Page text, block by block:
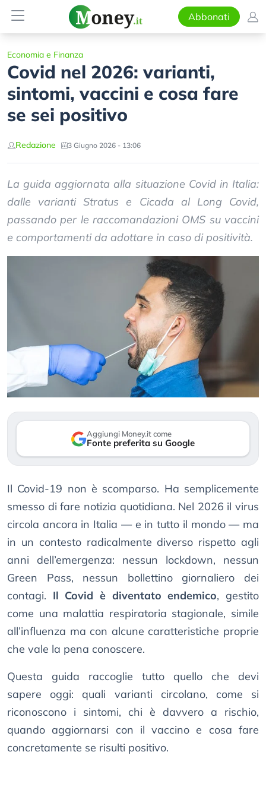
Abbonati
Economia e Finanza
Covid nel 2026: varianti,
sintomi, vaccini e cosa fare
se sei positivo
Redazione 3 Giugno 2026 - 13:06
La guida aggiornata alla situazione Covid in Italia:
dalle varianti Stratus e Cicada al Long Covid,
passando per le raccomandazioni OMS su vaccini
e comportamenti da adottare in caso di positività.
Aggiungi Money.it come
Fonte preferita su Google
Il Covid-19 non è scomparso. Ha semplicemente
smesso di fare notizia quotidiana. Nel 2026 il virus
circola ancora in Italia — e in tutto il mondo — ma
in un contesto radicalmente diverso rispetto agli
anni dell’emergenza: nessun lockdown, nessun
Green Pass, nessun bollettino giornaliero dei
contagi. Il Covid è diventato endemico, gestito
come una malattia respiratoria stagionale, simile
all’influenza ma con alcune caratteristiche proprie
che vale la pena conoscere.
Questa guida raccoglie tutto quello che devi
sapere oggi: quali varianti circolano, come si
riconoscono i sintomi, chi è davvero a rischio,
quando aggiornarsi con il vaccino e cosa fare
concretamente se risulti positivo.